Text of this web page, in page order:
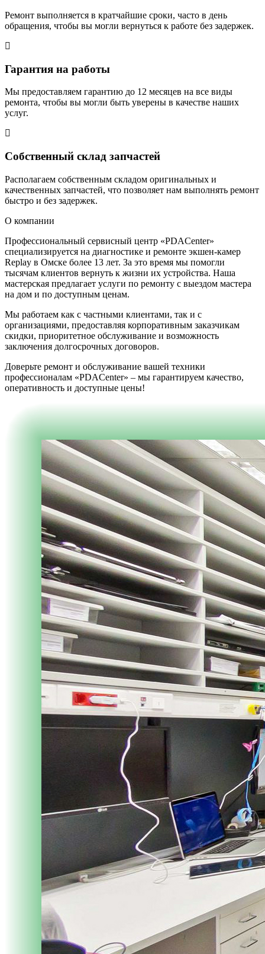
Ремонт выполняется в кратчайшие сроки, часто в день
обращения, чтобы вы могли вернуться к работе без задержек.
Гарантия на работы
Мы предоставляем гарантию до 12 месяцев на все виды
ремонта, чтобы вы могли быть уверены в качестве наших
услуг.
Собственный склад запчастей
Располагаем собственным складом оригинальных и
качественных запчастей, что позволяет нам выполнять ремонт
быстро и без задержек.
О компании
Профессиональный сервисный центр «PDACenter»
специализируется на диагностике и ремонте экшен-камер
Replay в Омске более 13 лет. За это время мы помогли
тысячам клиентов вернуть к жизни их устройства. Наша
мастерская предлагает услуги по ремонту с выездом мастера
на дом и по доступным ценам.
Мы работаем как с частными клиентами, так и с
организациями, предоставляя корпоративным заказчикам
скидки, приоритетное обслуживание и возможность
заключения долгосрочных договоров.
Доверьте ремонт и обслуживание вашей техники
профессионалам «PDACenter» – мы гарантируем качество,
оперативность и доступные цены!